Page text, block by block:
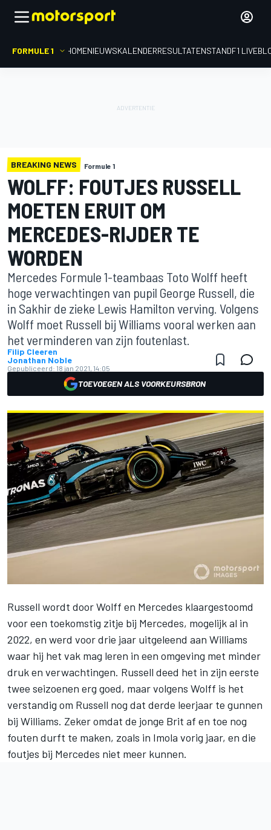
FORMULE 1 HOMENIEUWSKALENDERRESULTATENSTANDF1
BREAKING NEWS Formule 1
WOLFF: FOUTJES RUSSELL
MOETEN ERUIT OM
MERCEDES-RIJDER TE
WORDEN
Mercedes Formule 1-teambaas Toto Wolff heeft
hoge verwachtingen van pupil George Russell, die
in Sakhir de zieke Lewis Hamilton verving. Volgens
Wolff moet Russell bij Williams vooral werken aan
het verminderen van zijn foutenlast.
Filip Cleeren
Jonathan Noble
Gepubliceerd: 18 jan 2021, 14:05
TOEVOEGEN ALS VOORKEURSBRON
Russell wordt door Wolff en Mercedes klaargestoomd
voor een toekomstig zitje bij Mercedes, mogelijk al in
2022, en werd voor drie jaar uitgeleend aan Williams
waar hij het vak mag leren in een omgeving met minder
druk en verwachtingen. Russell deed het in zijn eerste
twee seizoenen erg goed, maar volgens Wolff is het
verstandig om Russell nog dat derde leerjaar te gunnen
bij Williams. Zeker omdat de jonge Brit af en toe nog
fouten durft te maken, zoals in Imola vorig jaar, en die
foutjes bij Mercedes niet meer kunnen.